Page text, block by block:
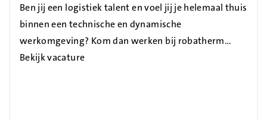
Ben jij een logistiek talent en voel jij je helemaal thuis
binnen een technische en dynamische
werkomgeving? Kom dan werken bij robatherm…
Bekijk vacature